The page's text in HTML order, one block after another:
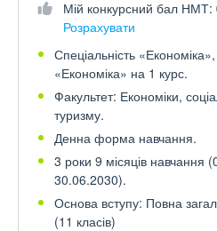
Мій конкурсний бал НМТ:
Розрахувати
Спеціальність
«Економіка» на 1 курс.
Факультет: Економіки,
туризму.
Денна форма навчання.
3 роки 9 місяців
30.06.2030).
Основа вступу: Повна
(11 класів)